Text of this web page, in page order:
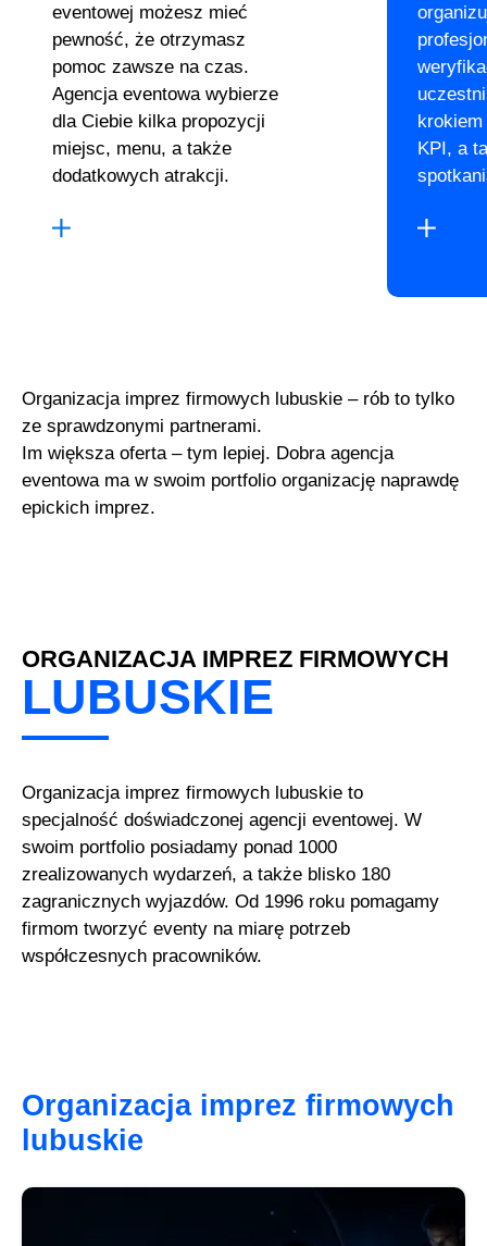
eventowej możesz mieć
pewność, że otrzymasz
pomoc zawsze na czas.
Agencja eventowa wybierze
dla Ciebie kilka propozycji
miejsc, menu, a także
dodatkowych atrakcji.
KPI, a
Organizacja imprez firmowych lubuskie – rób to tylko
ze sprawdzonymi partnerami.
Im większa oferta – tym lepiej. Dobra agencja
eventowa ma w swoim portfolio organizację naprawdę
epickich imprez.
ORGANIZACJA IMPREZ FIRMOWYCH
LUBUSKIE
Organizacja imprez firmowych lubuskie to
specjalność doświadczonej agencji eventowej. W
swoim portfolio posiadamy ponad 1000
zrealizowanych wydarzeń, a także blisko 180
zagranicznych wyjazdów. Od 1996 roku pomagamy
firmom tworzyć eventy na miarę potrzeb
współczesnych pracowników.
Organizacja imprez firmowych
lubuskie